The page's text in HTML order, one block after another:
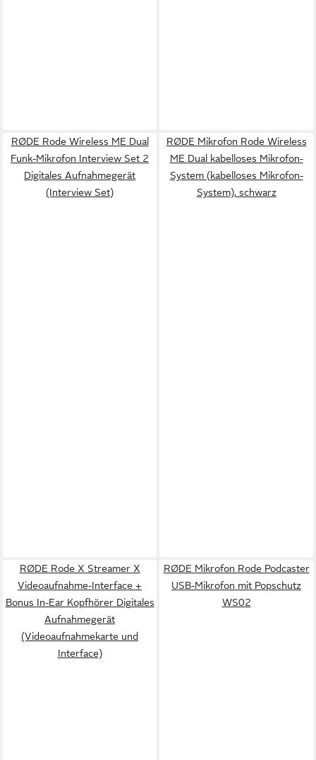
RØDE Rode Wireless ME Dual
Funk-Mikrofon Interview Set 2
Digitales Aufnahmegerät
(Interview Set)
RØDE Mikrofon Rode Wireless
ME Dual kabelloses Mikrofon-
System (kabelloses Mikrofon-
System), schwarz
RØDE Rode X Streamer X
Videoaufnahme-Interface +
Bonus In-Ear Kopfhörer Digitales
Aufnahmegerät
(Videoaufnahmekarte und
Interface)
RØDE Mikrofon Rode Podcaster
USB-Mikrofon mit Popschutz
WS02